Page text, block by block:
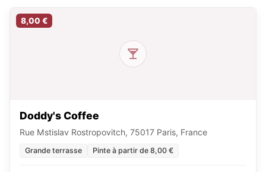
8,00 €
Doddy's Coffee
Rue Mstislav Rostropovitch, 75017 Paris, France
Grande terrasse Pinte à partir de 8,00 €